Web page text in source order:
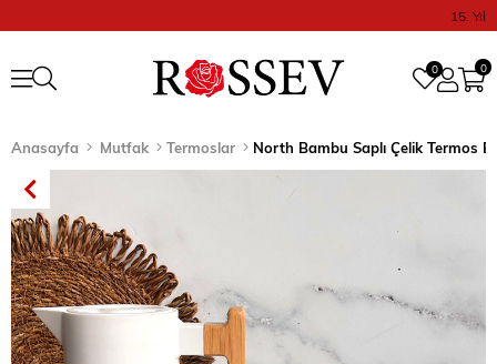
15. Yıl
0
0
Anasayfa Mutfak Termoslar North Bambu Saplı Çelik Termos